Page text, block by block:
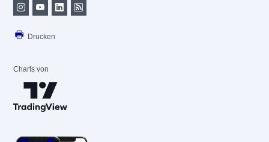
Drucken
Charts von